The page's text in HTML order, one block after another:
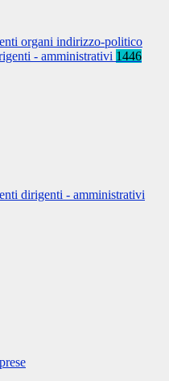
organi indirizzo-politico
- amministrativi 1446
dirigenti - amministrativi